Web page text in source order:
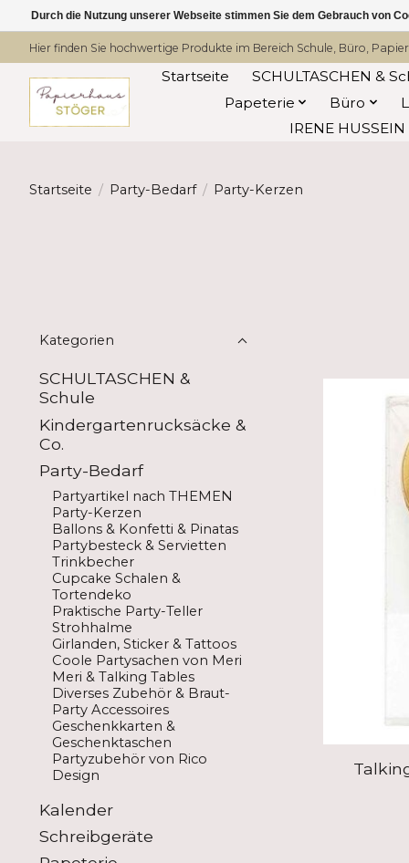
Hier finden Sie hochwertige Produkte im Bereich Schule, Büro,
Startseite SCHULTASCHEN &
Papeterie
Büro
IRENE
Startseite / Party-Bedarf / Party-Kerzen
Kategorien
SCHULTASCHEN &
Schule
Kindergartenrucksäcke &
Co.
Party-Bedarf
Partyartikel nach THEMEN
Party-Kerzen
Ballons & Konfetti & Pinatas
Partybesteck & Servietten
Trinkbecher
Cupcake Schalen &
Tortendeko
Praktische Party-Teller
Strohhalme
Girlanden, Sticker & Tattoos
Coole Partysachen von Meri
Meri & Talking Tables
Diverses Zubehör & Braut-
Party Accessoires
Geschenkkarten &
Geschenktaschen
Partyzubehör von Rico
Design
Kalender
Schreibgeräte
Durch die Nutzung unserer Webseite stimmen Sie dem Gebrauch von